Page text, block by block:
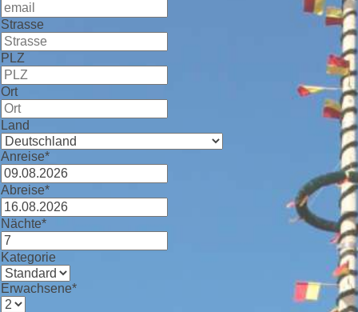
Strasse
PLZ
Ort
Land
Anreise*
Abreise*
Nächte*
Kategorie
Erwachsene*